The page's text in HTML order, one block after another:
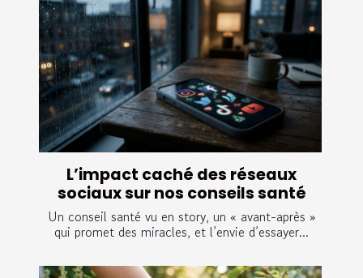
L’impact caché des réseaux
sociaux sur nos conseils santé
Un conseil santé vu en story, un « avant-après »
qui promet des miracles, et l’envie d’essayer...